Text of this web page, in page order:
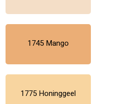
1745 Mango
1775 Honinggeel